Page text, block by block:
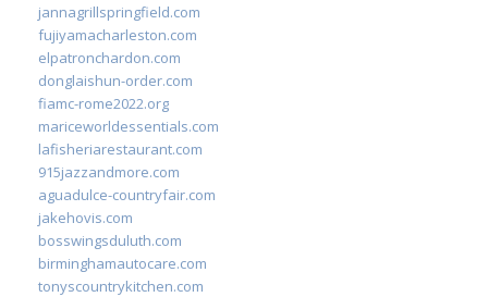
jannagrillspringfield.com
fujiyamacharleston.com
elpatronchardon.com
donglaishun-order.com
fiamc-rome2022.org
mariceworldessentials.com
lafisheriarestaurant.com
915jazzandmore.com
aguadulce-countryfair.com
jakehovis.com
bosswingsduluth.com
birminghamautocare.com
tonyscountrykitchen.com